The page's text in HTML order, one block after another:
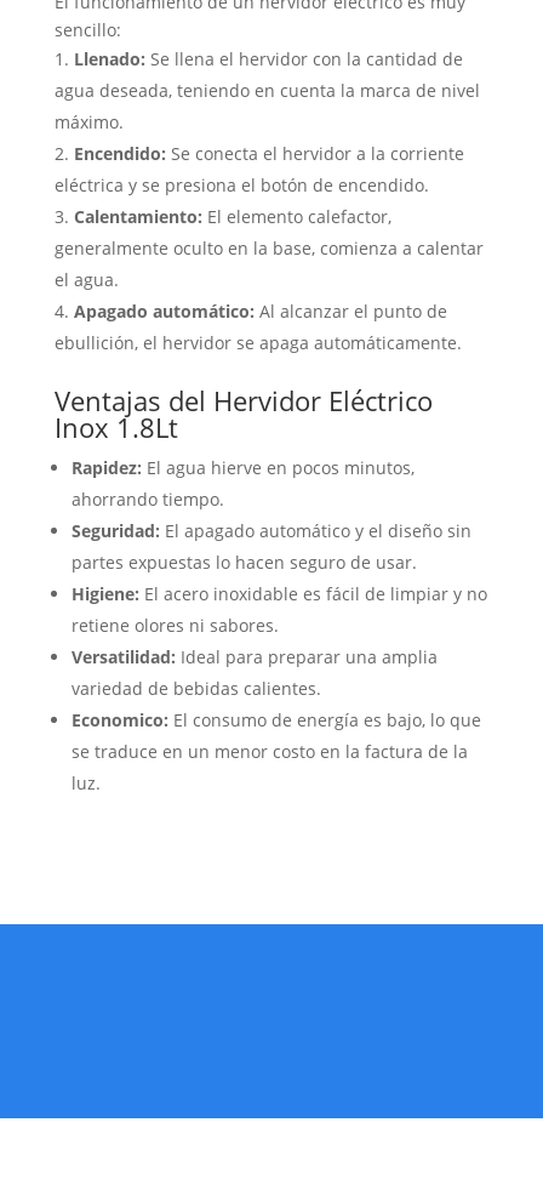
sencillo:
Llenado: Se llena el hervidor con la cantidad de
agua deseada, teniendo en cuenta la marca de nivel
máximo.
Encendido: Se conecta el hervidor a la corriente
eléctrica y se presiona el botón de encendido.
Calentamiento: El elemento calefactor,
generalmente oculto en la base, comienza a calentar
el agua.
Apagado automático: Al alcanzar el punto de
ebullición, el hervidor se apaga automáticamente.
Ventajas del Hervidor Eléctrico
Inox 1.8Lt
Rapidez: El agua hierve en pocos minutos,
ahorrando tiempo.
Seguridad: El apagado automático y el diseño sin
partes expuestas lo hacen seguro de usar.
Higiene: El acero inoxidable es fácil de limpiar y no
retiene olores ni sabores.
Versatilidad: Ideal para preparar una amplia
variedad de bebidas calientes.
Economico: El consumo de energía es bajo, lo que
se traduce en un menor costo en la factura de la
luz.